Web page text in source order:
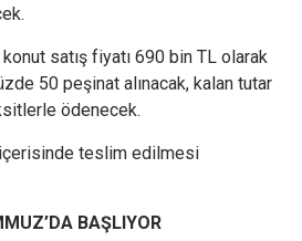
satış fiyatı 690 bin TL olarak
50 peşinat alınacak, kalan tutar
ödenecek.
teslim edilmesi
BAŞLIYOR